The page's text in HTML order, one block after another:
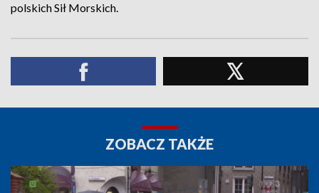
polskich Sił Morskich.
ZOBACZ TAKŻE